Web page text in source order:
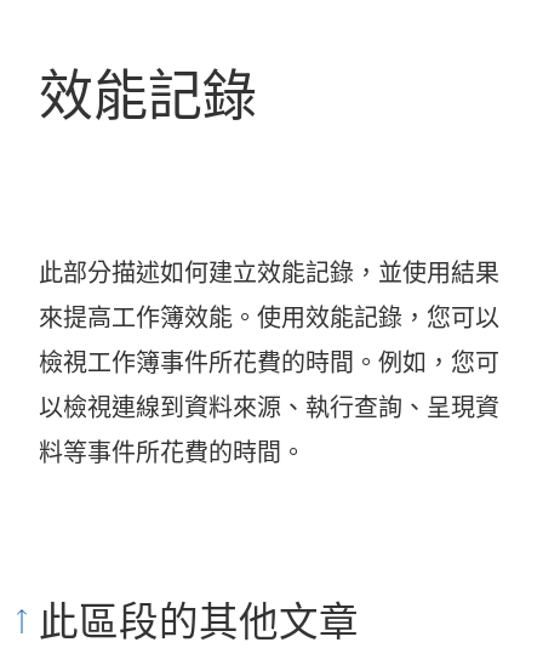
效能記錄
此部分描述如何建立效能記錄，並使用結果
來提高工作簿效能。使用效能記錄，您可以
檢視工作簿事件所花費的時間。例如，您可
以檢視連線到資料來源、執行查詢、呈現資
料等事件所花費的時間。
此區段的其他文章